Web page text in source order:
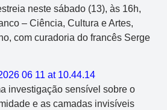
neste sábado (13), às 16h,
– Ciência, Cultura e Artes,
com curadoria do francês Serge
investigação sensível sobre o
e as camadas invisíveis